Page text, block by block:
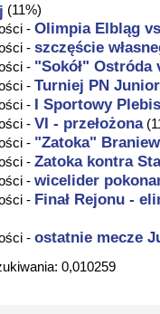
(11%)
- Olimpia Elbląg
- szczęście
- "Sokół" Ostróda
- Turniej PN
- I Sportowy
- VI - przełożona
- "Zatoka"
- Zatoka kontra
- wicelider
- Finał Rejonu -
- ostatnie mecze
0,010259